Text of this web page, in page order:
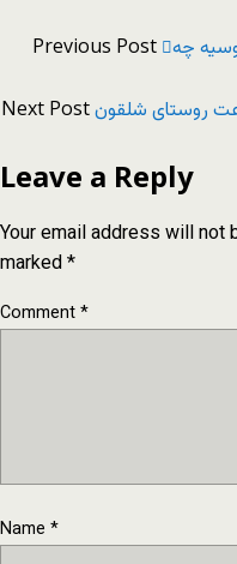
Previous Post چه
Next Postروستای شلقون
Leave a Reply
Your email address will not
marked*
Comment*
Name *